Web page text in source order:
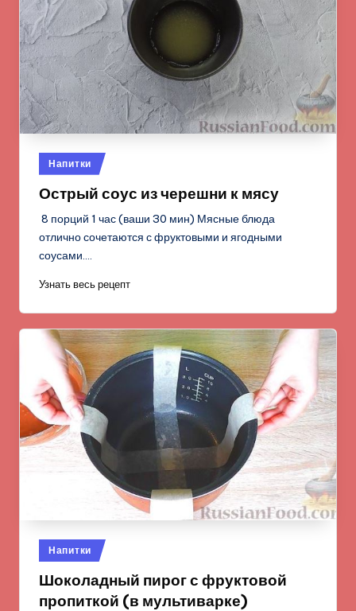
Опубликовано
в
Напитки
Острый соус из черешни к мясу
8 порций 1 час (ваши 30 мин) Мясные блюда
отлично сочетаются с фруктовыми и ягодными
соусами.…
Узнать весь рецепт
Опубликовано
в
Напитки
Шоколадный пирог с фруктовой
пропиткой (в мультиварке)